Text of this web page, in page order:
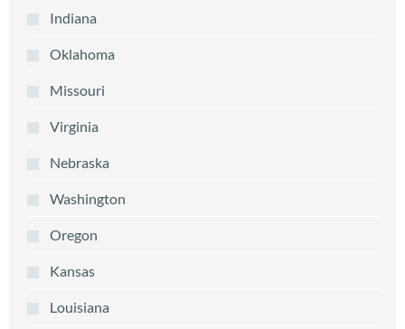
Indiana
Oklahoma
Missouri
Virginia
Nebraska
Washington
Oregon
Kansas
Louisiana